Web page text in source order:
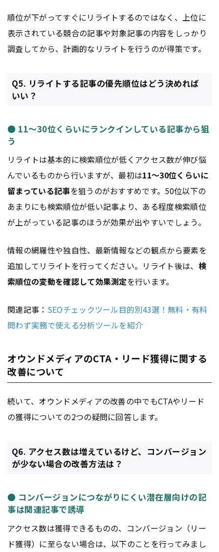
順位が下がってすぐにリライトするのではなく、上位に
表示されている競合の記事や対象記事の内容をしっかり
調査してから、計画的なリライトを行うのが得策です。
Q5. リライトする記事の優先順位はどう決めれば
いい？
● 11～30位くらいにランクインしている記事から狙
う
リライトは基本的に検索順位が低くアクセス数が伸び悩
んでいるものから行いますが、最初は11～30位くらいに
留まっている記事を狙うのがおすすめです。50位以下の
あまりにも検索順位が低い記事より、ある程度検索順位
が上がっている記事のほうが効果が出やすいでしょう。
情報の網羅性や独自性、最新情報などの観点から要素を
追加してリライトを行ってください。リライト後は、 検
索順位の変動を確認して効果測定を行います。
関連記事： SEOチェックツール目的別43選！無料・有料
問わず実務で使える分析ツールを紹介
オウンドメディアのCTA・リード獲得に関する
改善について
続いて、オウンドメディアの改善の中でもCTAやリード
の獲得についての2つの疑問に回答します。
Q6. アクセス数は増えているけど、コンバージョン
が少ない場合の改善方法は？
● コンバージョンにつながりにくい潜在層向けの記
事は関連記事で誘導
アクセス数は獲得できるものの、コンバージョン（リー
ド獲得）に至らない場合は、以下のことを行ってみまし